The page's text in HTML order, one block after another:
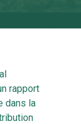
rapport
dans la